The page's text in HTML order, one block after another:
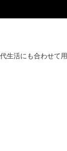
生活にも合わせ